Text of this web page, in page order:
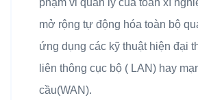
mở rộng tự động hóa toàn bộ
ứng dụng các kỹ thuật hiện đại
liên thông cục bộ ( LAN) hay
cầu(WAN).